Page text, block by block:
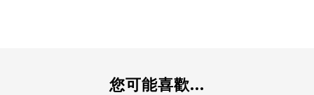
您可能喜歡...